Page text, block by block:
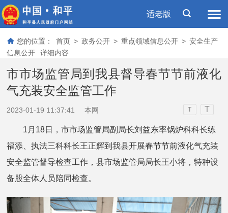
适老版
您的位置： 首页 > 政务公开 > 重点领域信息公开 > 安全生产
信息公开
详细内容
市市场监管局到我县督导春节节前液化
气充装安全监管工作
2023-01-19 11:37:41 本网 T T
1月18日，市市场监管局副局长刘益东率锅炉科科长练
福添、执法三科科长王正辉到我县开展春节节前液化气充装
安全监管督导检查工作，县市场监管局局长王小将，特种设
备股全体人员陪同检查。